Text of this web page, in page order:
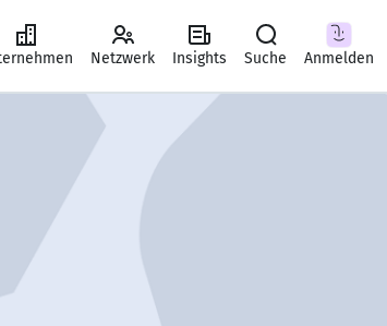
Netzwerk Insights Suche Anmelden